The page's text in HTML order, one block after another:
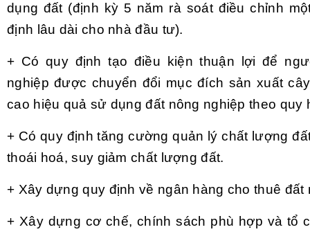
dụng đất (định kỳ 5 năm rà soát điều chỉnh
định lâu dài cho nhà đầu tư).
+ Có quy định tạo điều kiện thuận lợi để
nghiệp được chuyển đổi mục đích sản xuất
cao hiệu quả sử dụng đất nông nghiệp theo quy
+ Có quy định tăng cường quản lý chất lượng
thoái hoá, suy giảm chất lượng đất.
+ Xây dựng quy định về ngân hàng cho thuê đất
+ Xây dựng cơ chế, chính sách phù hợp và tổ